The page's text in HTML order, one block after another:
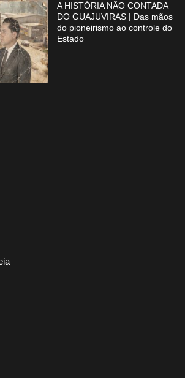
A HISTÓRIA NÃO CONTADA
DO GUAJUVIRAS | Das mãos
do pioneirismo ao controle do
Estado